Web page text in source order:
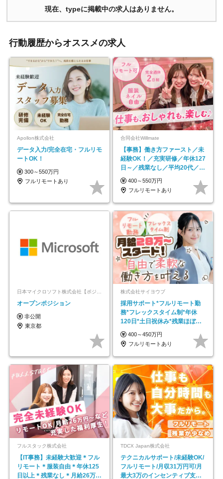
現在、typeに掲載中の求人はありません。
行動履歴からオススメの求人
Apollon株式会社
データ入力/完全在宅・フルリモ
ートOK！
300～550万円
フルリモートあり
合同会社Willmate
【事務】働き方ファースト／未
経験OK！／充実研修／年休127
日～／残業なし／平均20代／リ
モートOK
400～550万円
フルリモートあり
日本マイクロソフト株式会社【ポジションマッチ登録】
オープンポジション
非公開
東京都
株式会社サイヨウブ
採用サポート*フルリモート勤
務*フレックスタイム制*年休
120日*土日祝休み*残業ほぼな
し*育児中社員8割以上
400～450万円
フルリモートあり
フルスタック株式会社
【IT事務】未経験大歓迎＊フル
リモート＊服装自由＊年休125
日以上＊残業なし＊月給26万円
TDCX Japan株式会社
テクニカルサポート/未経験OK/
フルリモート/月収31万円可/月
最大3万のインセンティブ支給/